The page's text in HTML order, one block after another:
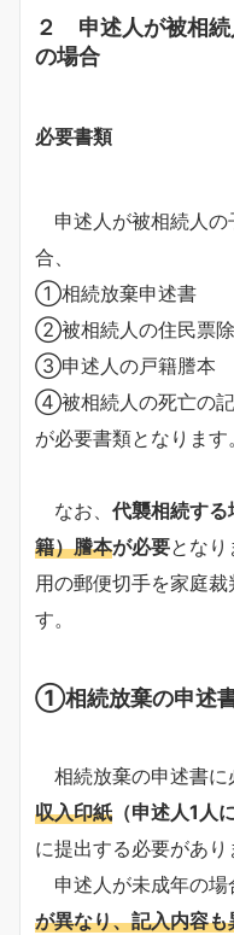
２ 申述人が被相続
の場合
必要書類
申述人が被相続人の
合、
①相続放棄申述書
②被相続人の住民票
③申述人の戸籍謄本
④被相続人の死亡の
が必要書類となります。
なお、 代襲相続する
籍）謄本が必要とな
用の郵便切手を家庭
す。
①相続放棄の申述
相続放棄の申述書に
収入印紙 （申述人1人
に提出する必要があり
申述人が未成年の場
が異なり、記入内容も